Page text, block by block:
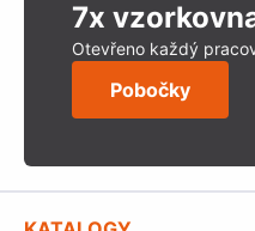
7x
Otevřeno každý
Pobočky